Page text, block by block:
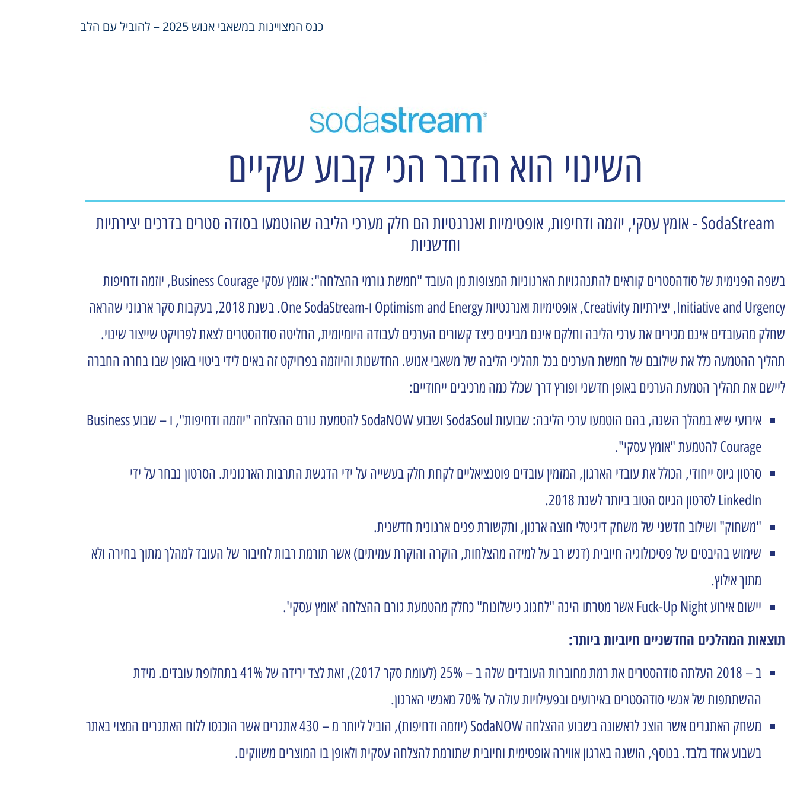
כנס המצויינות במשאבי אנוש 2025 – להוביל עם הלב
השינוי הוא הדבר הכי קבוע שקיים
SodaStream - אומץ עסקי, יוזמה ודחיפות, אופטימיות ואנרגטיות הם חלק מערכי הליבה שהוטמעו בסודה סטרים בדרכים יצירתיות
וחדשניות
בשפה הפנימית של סודהסטרים קוראים להתנהגויות הארגוניות המצופות מן העובד "חמשת גורמי ההצלחה": אומץ עסקי Business Courage, יוזמה ודחיפות
Initiative and Urgency, יצירתיות Creativity, אופטימיות ואנרגטיות Optimism and Energy ו-One SodaStream. בשנת 2018, בעקבות סקר ארגוני שהראה
שחלק מהעובדים אינם מכירים את ערכי הליבה וחלקם אינם מבינים כיצד קשורים הערכים לעבודה היומיומית, החליטה סודהסטרים לצאת לפרויקט שייצור שינוי.
תהליך ההטמעה כלל את שילובם של חמשת הערכים בכל תהליכי הליבה של משאבי אנוש. החדשנות והיוזמה בפרויקט זה באים לידי ביטוי באופן שבו בחרה החברה
ליישם את תהליך הטמעת הערכים באופן חדשני ופורץ דרך שכלל כמה מרכיבים ייחודיים:
אירועי שיא במהלך השנה, בהם הוטמעו ערכי הליבה: שבועות SodaSoul ושבוע SodaNOW להטמעת גורם ההצלחה "יוזמה ודחיפות", ו – שבוע Business
Courage להטמעת "אומץ עסקי".
סרטון גיוס ייחודי, הכולל את עובדי הארגון, המזמין עובדים פוטנציאליים לקחת חלק בעשייה על ידי הדגשת התרבות הארגונית. הסרטון נבחר על ידי
LinkedIn לסרטון הגיוס הטוב ביותר לשנת 2018.
"משחוק" ושילוב חדשני של משחק דיגיטלי חוצה ארגון, ותקשורת פנים ארגונית חדשנית.
שימוש בהיבטים של פסיכולוגיה חיובית (דגש רב על למידה מהצלחות, הוקרה והוקרת עמיתים) אשר תורמת רבות לחיבור של העובד למהלך מתוך בחירה ולא
מתוך אילוץ.
יישום אירוע Fuck-Up Night אשר מטרתו הינה "לחגוג כישלונות" כחלק מהטמעת גורם ההצלחה 'אומץ עסקי'.
תוצאות המהלכים החדשניים חיוביות ביותר:
ב – 2018 העלתה סודהסטרים את רמת מחוברות העובדים שלה ב – 25% (לעומת סקר 2017), זאת לצד ירידה של 41% בתחלופת עובדים. מידת
ההשתתפות של אנשי סודהסטרים באירועים ובפעילויות עולה על 70% מאנשי הארגון.
משחק האתגרים אשר הוצג לראשונה בשבוע ההצלחה SodaNOW (יוזמה ודחיפות), הוביל ליותר מ – 430 אתגרים אשר הוכנסו ללוח האתגרים המצוי באתר
בשבוע אחד בלבד. בנוסף, הושגה בארגון אווירה אופטימית וחיובית שתורמת להצלחה עסקית ולאופן בו המוצרים משווקים.